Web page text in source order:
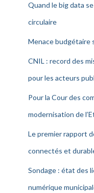
Quand le big data
circulaire
Menace budgétaire
CNIL : record des
pour les acteurs
Pour la Cour des
modernisation de
Le premier rapport
connectés et
Sondage : état des
numérique